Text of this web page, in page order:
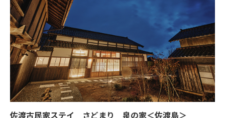
佐渡古民家ステイ さどまり 泉の家＜佐渡島＞